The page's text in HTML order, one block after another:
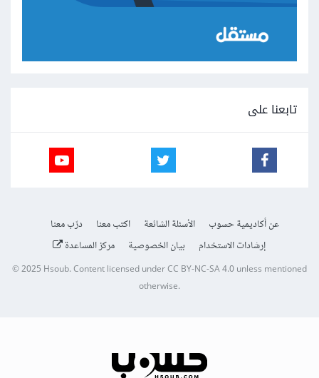
تابعنا على
عن أكاديمية حسوب الأسئلة الشائعة اكتب معنا
درّب معنا
إرشادات الاستخدام
بيان الخصوصية مركز المساعدة
© 2025Hsoub.Content licensed underCC BY-NC-SA 4.0unless mentioned
otherwise.